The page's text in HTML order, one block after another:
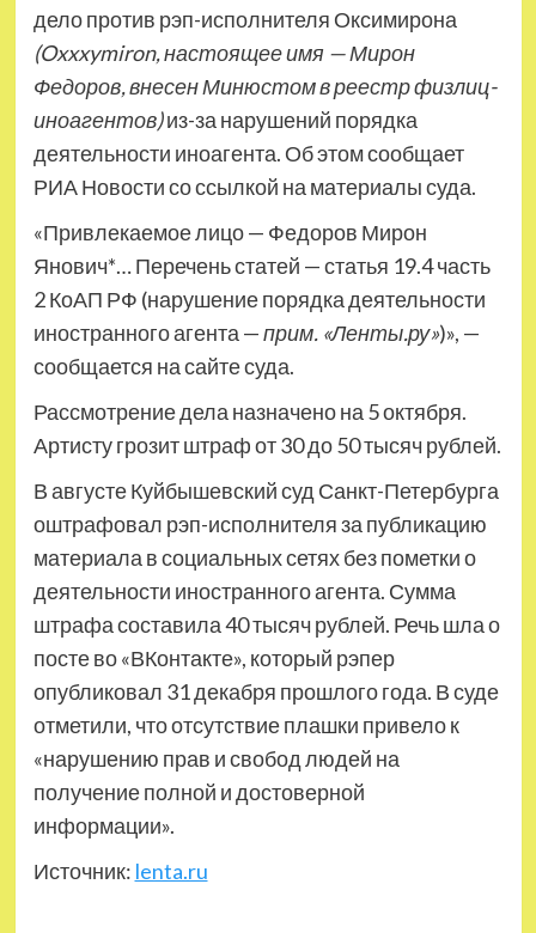
дело против рэп-исполнителя Оксимирона
(Oxxxymiron, настоящее имя — Мирон
Федоров, внесен Минюстом в реестр физлиц-
иноагентов)из-за нарушений порядка
деятельности иноагента. Об этом сообщает
РИА Новости со ссылкой на материалы суда.
«Привлекаемое лицо — Федоров Мирон
Янович*… Перечень статей — статья 19.4 часть
2 КоАП РФ (нарушение порядка деятельности
иностранного агента —прим. «Ленты.ру»)», —
сообщается на сайте суда.
Рассмотрение дела назначено на 5 октября.
Артисту грозит штраф от 30 до 50 тысяч рублей.
В августе Куйбышевский суд Санкт-Петербурга
оштрафовал рэп-исполнителя за публикацию
материала в социальных сетях без пометки о
деятельности иностранного агента. Сумма
штрафа составила 40 тысяч рублей. Речь шла о
посте во «ВКонтакте», который рэпер
опубликовал 31 декабря прошлого года. В суде
отметили, что отсутствие плашки привело к
«нарушению прав и свобод людей на
получение полной и достоверной
информации».
Источник: lenta.ru